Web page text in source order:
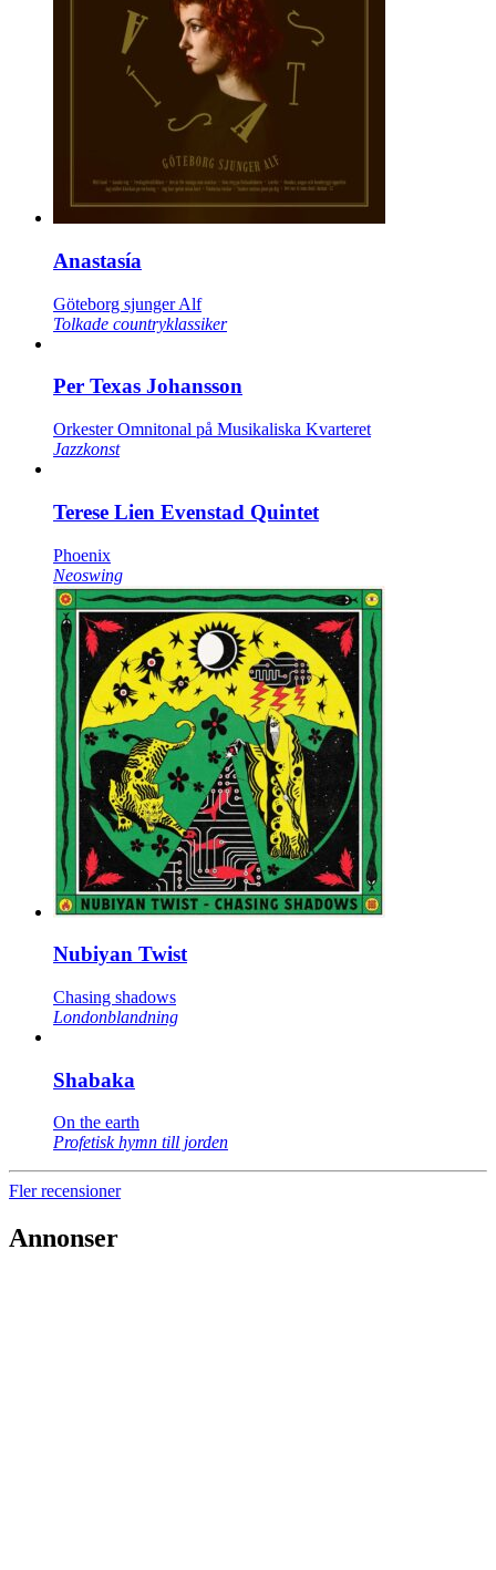
Anastasía
Göteborg sjunger Alf
Tolkade countryklassiker
Per Texas Johansson
Orkester Omnitonal på Musikaliska Kvarteret
Jazzkonst
Terese Lien Evenstad Quintet
Phoenix
Neoswing
Nubiyan Twist
Chasing shadows
Londonblandning
Shabaka
On the earth
Profetisk hymn till jorden
Fler recensioner
Annonser